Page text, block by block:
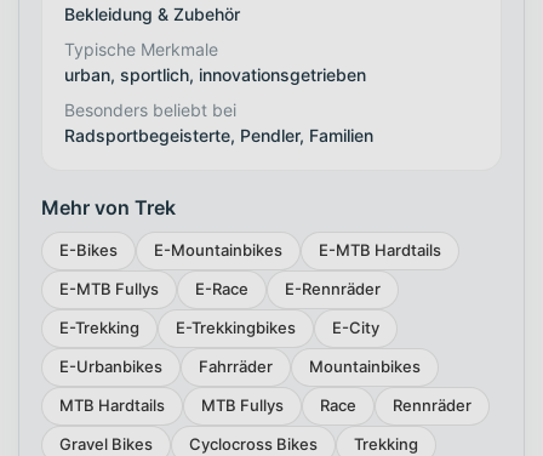
Bekleidung & Zubehör
Typische Merkmale
urban, sportlich, innovationsgetrieben
Besonders beliebt bei
Radsportbegeisterte, Pendler, Familien
Mehr von Trek
E-Bikes E-Mountainbikes
E-MTB Hardtails
E-MTB Fullys
E-Race
E-Rennräder
E-Trekking
E-Trekkingbikes
E-City
E-Urbanbikes
Fahrräder
Mountainbikes
MTB Hardtails
MTB Fullys Race
Rennräder
Gravel Bikes
Cyclocross Bikes
Trekking